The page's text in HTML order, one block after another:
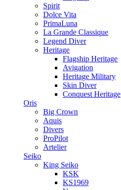
Spirit
Dolce Vita
PrimaLuna
La Grande Classique
Legend Diver
Heritage
Flagship Heritage
Avigation
Heritage Military
Skin Diver
Conquest Heritage
Oris
Big Crown
Aquis
Divers
ProPilot
Artelier
Seiko
King Seiko
KSK
KS1969